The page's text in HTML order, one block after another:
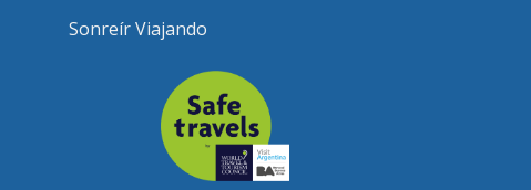
Sonreír Viajando